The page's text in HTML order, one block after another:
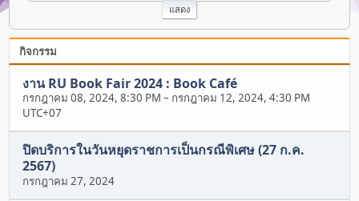
กิจกรรม
งาน RU Book Fair 2024 : Book Café
กรกฎาคม 08, 2024, 8:30 PM – กรกฎาคม 12, 2024, 4:30 PM
UTC+07
ปิดบริการในวันหยุดราชการเป็นกรณีพิเศษ (27 ก.ค.
2567)
กรกฎาคม 27, 2024